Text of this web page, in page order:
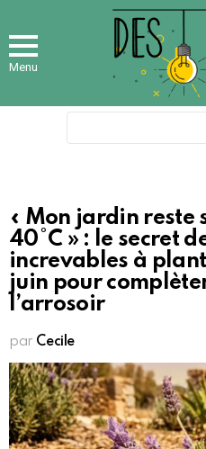
Menu
« Mon jardin reste
40°C » : le secret
increvables à
juin pour
l’arrosoir
par Cecile